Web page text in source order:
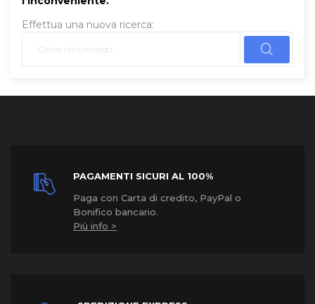
Effettua una nuova ricerca:
PAGAMENTI SICURI AL 100%
Paga con Carta di credito, PayPal o
Bonifico bancario.
Più info >